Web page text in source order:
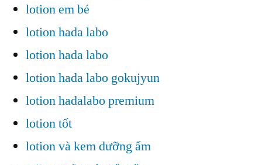
lotion em bé
lotion hada labo
lotion hada labo
lotion hada labo gokujyun
lotion hadalabo premium
lotion tốt
lotion và kem dưỡng ẩm